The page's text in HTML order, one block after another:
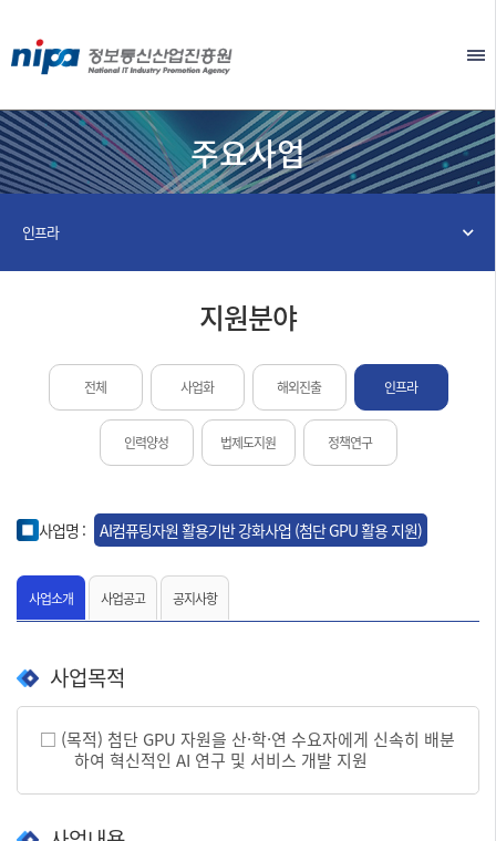
주요사업
인프라
지원분야
전체 사업화 해외진출 인프라
인력양성 법제도지원 정책연구
사업명 : AI컴퓨팅자원 활용기반 강화사업 (첨단 GPU 활용 지원)
사업소개 사업공고 공지사항
사업목적
□ (목적) 첨단 GPU 자원을 산·학·연 수요자에게 신속히 배분
하여 혁신적인 AI 연구 및 서비스 개발 지원